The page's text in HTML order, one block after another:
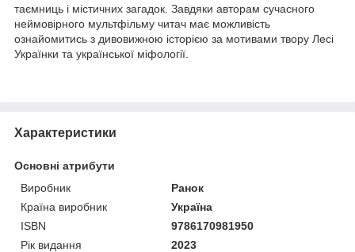
таємниць і містичних загадок. Завдяки авторам сучасного
неймовірного мультфільму читач має можливість
ознайомитись з дивовижною історією за мотивами твору Лесі
Українки та української міфології.
Характеристики
Основні атрибути
Виробник
Ранок
Країна виробник
Україна
ISBN
9786170981950
Рік видання
2023